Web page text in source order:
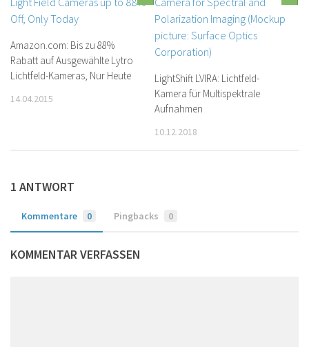
Amazon.com: Bis zu 88%
Rabatt auf Ausgewählte Lytro
Lichtfeld-Kameras, Nur Heute
14.04.2015
LightShift LVIRA: Lichtfeld-
Kamera für Multispektrale
Aufnahmen
10.12.2018
1 ANTWORT
Kommentare 0 Pingbacks 0
KOMMENTAR VERFASSEN